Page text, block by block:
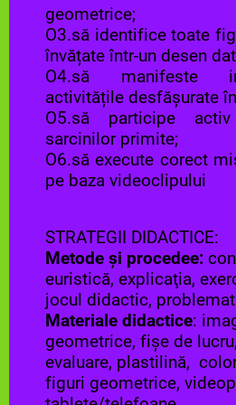
geometrice;
O3.să identifice toate
învățate într-un desen
O4.să manifeste
activitățile desfășurate
O5.să participe
sarcinilor primite;
O6.să execute corect
pe baza videoclipului
STRATEGII DIDACTICE:
Metode şi procedee:
euristică, explicaţia,
jocul didactic,
Materiale didactice:
geometrice, fişe de
evaluare, plastilină,
figuri geometrice,